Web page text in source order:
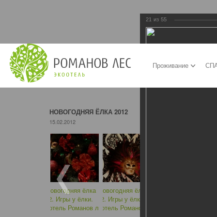
Проживание
НОВОГОДНЯЯ ЁЛКА 2012
15.02.2012
21 из 55